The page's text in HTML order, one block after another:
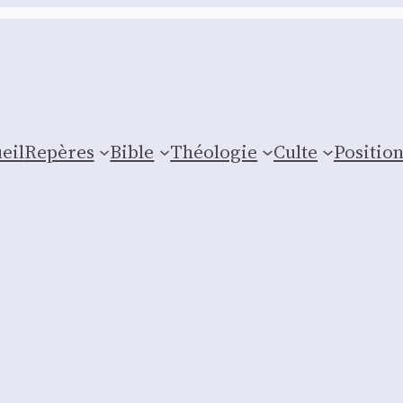
Repères Bible Théologie Culte Posi­tion